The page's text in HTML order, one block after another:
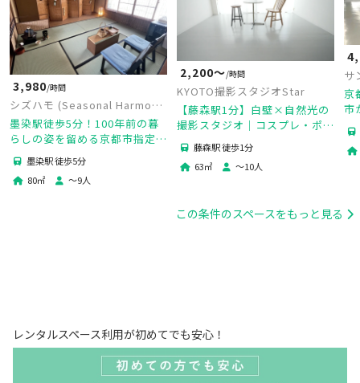
3,980/時間
シズハモ (Seasonal Harmony
Kyoto)
墨染駅徒歩5分！100年前の暮
らしの姿を留める京都市指定の
重要京町家
墨染駅 徒歩5分
80㎡ 〜9人
2,200〜/時間
KYOTO撮影スタジオStar
【藤森駅1分】白壁×自然光の
撮影スタジオ｜コスプレ・ポー
トレート・SNS撮影向け｜更衣
室あり・メイク利用可
藤森駅 徒歩1分
63㎡ 〜10人
サ
京
市
適
この条件のスペースをもっと見る
レンタルスペース利用が初めてでも安心！